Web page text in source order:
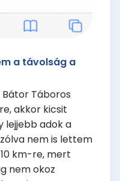
a távolság a
Táboros
akkor kicsit
lejjebb adok a
nem is lettem
km-re, mert
nem okoz